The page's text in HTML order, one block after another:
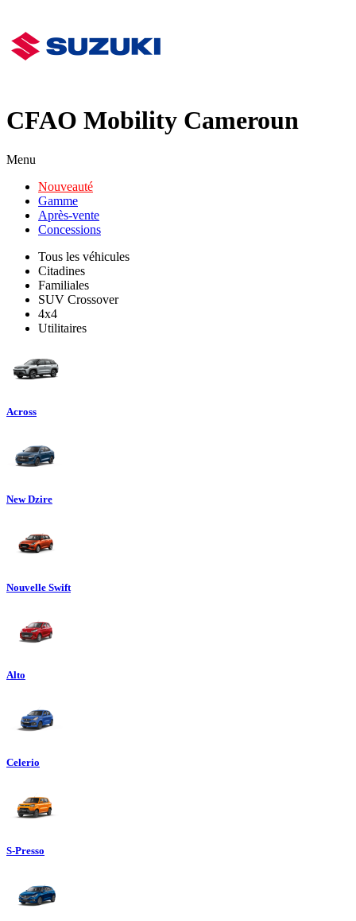
CFAO Mobility Cameroun
Menu
Nouveauté
Gamme
Après-vente
Concessions
Tous les véhicules
Citadines
Familiales
SUV Crossover
4x4
Utilitaires
Across
New Dzire
Nouvelle Swift
Alto
Celerio
S-Presso